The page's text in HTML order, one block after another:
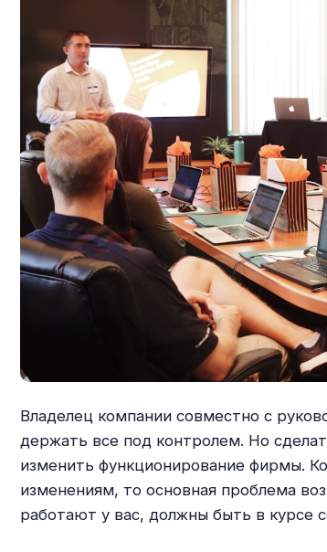
Владелец компании совместно с
держать все под контролем. Но
изменить функционирование фирмы.
изменениям, то основная проблема
работают у вас, должны быть в курсе